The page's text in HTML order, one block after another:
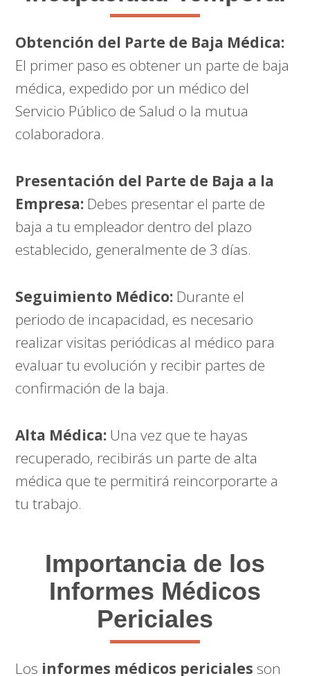
Obtención del Parte de Baja Médica:
El primer paso es obtener un parte de baja
médica, expedido por un médico del
Servicio Público de Salud o la mutua
colaboradora.
Presentación del Parte de Baja a la
Empresa: Debes presentar el parte de
baja a tu empleador dentro del plazo
establecido, generalmente de 3 días.
Seguimiento Médico: Durante el
periodo de incapacidad, es necesario
realizar visitas periódicas al médico para
evaluar tu evolución y recibir partes de
confirmación de la baja.
Alta Médica: Una vez que te hayas
recuperado, recibirás un parte de alta
médica que te permitirá reincorporarte a
tu trabajo.
Importancia de los
Informes Médicos
Periciales
Los informes médicos periciales son